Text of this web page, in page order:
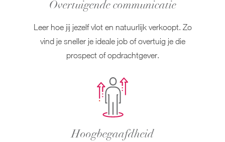
Overtuigende communicatie
Leer hoe jij jezelf vlot en natuurlijk verkoopt. Zo
vind je sneller je ideale job of overtuig je die
prospect of opdrachtgever.
Hoogbegaafdheid